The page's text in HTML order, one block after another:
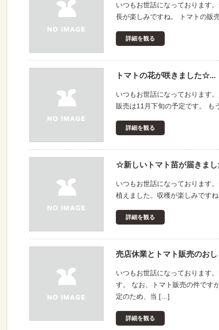
いつもお世話になっております
長が楽しみですね。 トマトの販
詳細を観る
トマトの花が咲きました☆...
いつもお世話になっております
販売は11月下旬の予定です。 も
詳細を観る
☆新しいトマト苗が届きま
いつもお世話になっております
植えました。収穫が楽しみです
詳細を観る
売店休業とトマト販売のおし
いつもお世話になっております
す。 なお、トマト販売の件です
定のため、当 […]
詳細を観る